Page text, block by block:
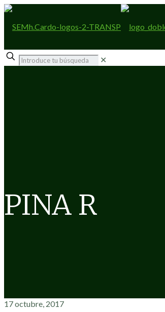
✕
PINA R
17 octubre, 2017